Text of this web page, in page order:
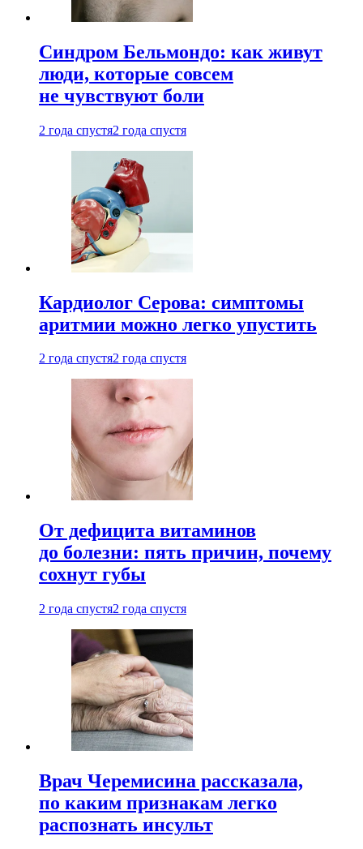
Синдром Бельмондо: как живут
люди, которые совсем
не чувствуют боли
2 года спустя2 года спустя
Кардиолог Серова: симптомы
аритмии можно легко упустить
2 года спустя2 года спустя
От дефицита витаминов
до болезни: пять причин, почему
сохнут губы
2 года спустя2 года спустя
Врач Черемисина рассказала,
по каким признакам легко
распознать инсульт